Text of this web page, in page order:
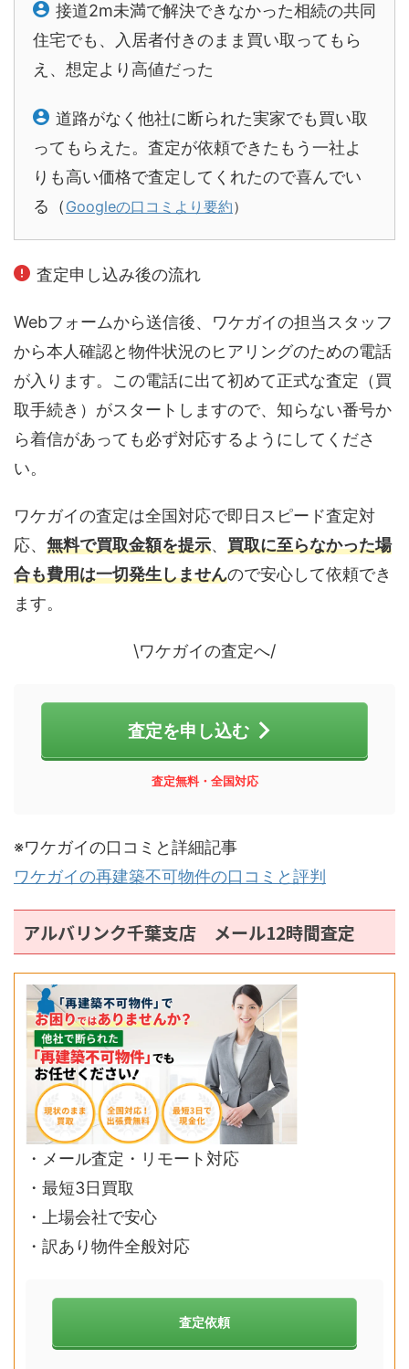
接道2m未満で解決できなかった相続の共同
住宅でも、入居者付きのまま買い取ってもら
え、想定より高値だった
道路がなく他社に断られた実家でも買い取
ってもらえた。査定が依頼できたもう一社よ
りも高い価格で査定してくれたので喜んでい
る（ Googleの口コミより要約）
査定申し込み後の流れ
Webフォームから送信後、ワケガイの担当スタッフ
から本人確認と物件状況のヒアリングのための電話
が入ります。この電話に出て初めて正式な査定（買
取手続き）がスタートしますので、知らない番号か
ら着信があっても必ず対応するようにしてくださ
い。
ワケガイの査定は全国対応で即日スピード査定対
応、 無料で買取金額を提示、 買取に至らなかった場
合も費用は一切発生しませんので安心して依頼でき
ます。
\ワケガイの査定へ/
査定を申し込む
査定無料・全国対応
※ワケガイの口コミと詳細記事
ワケガイの再建築不可物件の口コミと評判
アルバリンク千葉支店 メール12時間査定
・メール査定・リモート対応
・最短3日買取
・上場会社で安心
・訳あり物件全般対応
査定依頼